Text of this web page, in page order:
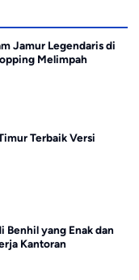
Jamur Legendaris di
Melimpah
Terbaik Versi
Benhil yang Enak dan
Kantoran